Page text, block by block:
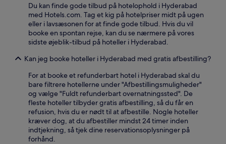
Du kan finde gode tilbud på hotelophold i Hyderabad
med Hotels.com. Tag et kig på hotelpriser midt på ugen
eller i lavsæsonen for at finde gode tilbud. Hvis du vil
booke en spontan rejse, kan du se nærmere på vores
sidste øjeblik-tilbud på hoteller i Hyderabad.
Kan jeg booke hoteller i Hyderabad med gratis afbestilling?
For at booke et refunderbart hotel i Hyderabad skal du
bare filtrere hotellerne under "Afbestillingsmuligheder"
og vælge "Fuldt refunderbart overnatningssted". De
fleste hoteller tilbyder gratis afbestilling, så du får en
refusion, hvis du er nødt til at afbestille. Nogle hoteller
kræver dog, at du afbestiller mindst 24 timer inden
indtjekning, så tjek dine reservationsoplysninger på
forhånd.